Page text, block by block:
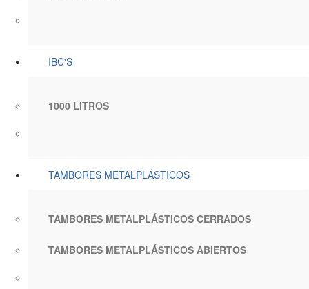
IBC'S
1000 LITROS
TAMBORES METALPLÁSTICOS
TAMBORES METALPLÁSTICOS CERRADOS
TAMBORES METALPLÁSTICOS ABIERTOS